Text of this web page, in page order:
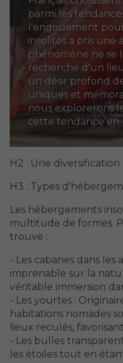
parmi les
l'engouement
insolites a pris une
phénomène ne se
recherche d'un
un désir profond
uniques et
nous explorerons
cette tendance en
H2 : Une
H3 : Types
Les hébergements
multitude de formes.
trouve :
- Les cabanes dans
imprenable sur la
véritable immersion
- Les yourtes :
habitations nomades
lieux reculés,
- Les bulles
les étoiles tout en